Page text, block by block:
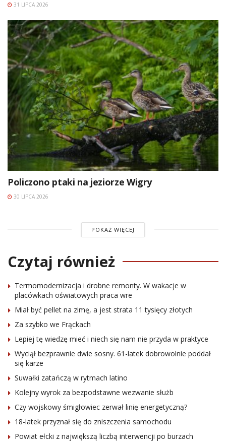
31 LIPCA 2026
Policzono ptaki na jeziorze Wigry
30 LIPCA 2026
POKAŻ WIĘCEJ
Czytaj również
Termomodernizacja i drobne remonty. W wakacje w
placówkach oświatowych praca wre
Miał być pellet na zimę, a jest strata 11 tysięcy złotych
Za szybko we Frąckach
Lepiej tę wiedzę mieć i niech się nam nie przyda w praktyce
Wyciął bezprawnie dwie sosny. 61-latek dobrowolnie poddał
się karze
Suwałki zatańczą w rytmach latino
Kolejny wyrok za bezpodstawne wezwanie służb
Czy wojskowy śmigłowiec zerwał linię energetyczną?
18-latek przyznał się do zniszczenia samochodu
Powiat ełcki z największą liczbą interwencji po burzach